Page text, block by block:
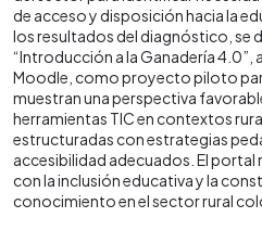
de acceso y disposición hacia la
los resultados del diagnóstico, se
“Introducción a la Ganadería
Moodle, como proyecto piloto
muestran una perspectiva
herramientas TIC en contextos
estructuradas con estrategias
accesibilidad adecuados. El
con la inclusión educativa y la
conocimiento en el sector rural